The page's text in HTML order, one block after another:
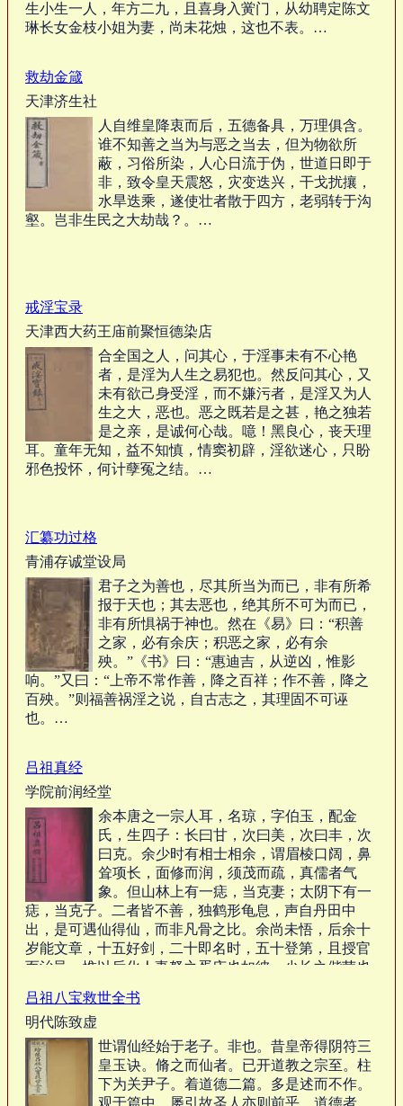
生小生一人，年方二九，且喜身入黉门，从幼聘定陈文
琳长女金枝小姐为妻，尚未花烛，这也不表。…
救劫金箴
天津济生社
人自维皇降衷而后，五德备具，万理俱含。
谁不知善之当为与恶之当去，但为物欲所
蔽，习俗所染，人心日流于伪，世道日即于
非，致令皇天震怒，灾变迭兴，干戈扰攘，
水旱迭乘，遂使壮者散于四方，老弱转于沟
壑。岂非生民之大劫哉？。…
戒淫宝录
天津西大药王庙前聚恒德染店
合全国之人，问其心，于淫事未有不心艳
者，是淫为人生之易犯也。然反问其心，又
未有欲己身受淫，而不嫌污者，是淫又为人
生之大，恶也。恶之既若是之甚，艳之独若
是之亲，是诚何心哉。噫！黑良心，丧天理
耳。童年无知，益不知慎，情窦初辟，淫欲迷心，只盼
邪色投怀，何计孽冤之结。…
汇纂功过格
青浦存诚堂设局
君子之为善也，尽其所当为而已，非有所希
报于天也；其去恶也，绝其所不可为而已，
非有所惧祸于神也。然在《易》曰：“积善
之家，必有余庆；积恶之家，必有余
殃。”《书》曰：“惠迪吉，从逆凶，惟影
响。”又曰：“上帝不常作善，降之百祥；作不善，降之
百殃。”则福善祸淫之说，自古志之，其理固不可诬
也。…
吕祖真经
学院前润经堂
余本唐之一宗人耳，名琼，字伯玉，配金
氏，生四子：长曰甘，次曰美，次曰丰，次
曰克。余少时有相士相余，谓眉棱口阔，鼻
耸项长，面修而润，须茂而疏，真儒者气
象。但山林上有一痣，当克妻；太阴下有一
痣，当克子。二者皆不善，独鹤形龟息，声自丹田中
出，是可遇仙得仙，而非凡骨之比。余尚未悟，后余十
岁能文章，十五好剑，二十即名时，五十登第，且授官
而治邑，惟以后化人妻孥之胥庆也如彼，少长之偕荣也
当空之祸，凡我同宗岛。于是始信夫相者之言为善于相
者也。自是由唐而五代，而宋，而金，而元，而明，而
清。。…
吕祖八宝救世全书
明代陈致虚
世谓仙经始于老子。非也。昔皇帝得阴符三
皇玉诀。脩之而仙者。已开道教之宗至。柱
下为关尹子。着道德二篇。多是述而不作。
观于篇中。屡引故圣人亦则前乎。道德者。